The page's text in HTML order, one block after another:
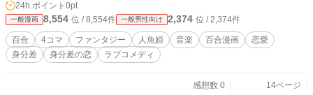
柄の文字無ver.収録 ・プレビュー版特別収録 ・2018年刊行版
の表紙裏表紙をカラー収録 となっております。 試し読みをお
気に召しましたら、是非お求め下さいませ。 おまけのボリュ
ウムもお楽しみ頂けると存じます。 （2018年版の実本冊子も
多少在庫が御座います プレビュー版：2015/11/15 正式版初
24h.ポイント 0pt
一般漫画 8,554 位 / 8,554件 一般男性向け 2,374 位 / 2,374件
百合 4コマ ファンタジー 人魚姫 音楽 百合漫画
恋愛
身分差
身分差の恋 ラブコメディ
感想数 0
14ページ